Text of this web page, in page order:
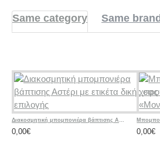
Same category Same
0,00€ 0,00€